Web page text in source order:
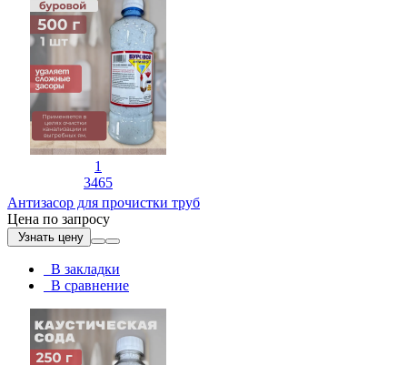
1
3465
Антизасор для прочистки труб
Цена по запросу
Узнать цену
В закладки
В сравнение